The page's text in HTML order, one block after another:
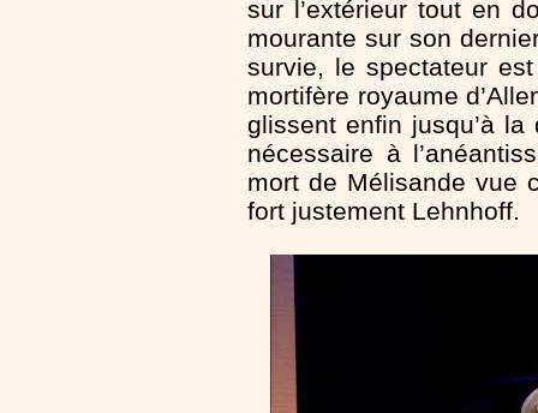
sur l’extérieur tout en
mourante sur son
survie, le spectateur
mortifère royaume
glissent enfin jusqu’à
nécessaire à
mort de Mélisande vue
fort justement Lehnhoff.